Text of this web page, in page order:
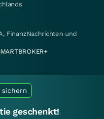
FinanzNachrichten und
sichern
geschenkt!